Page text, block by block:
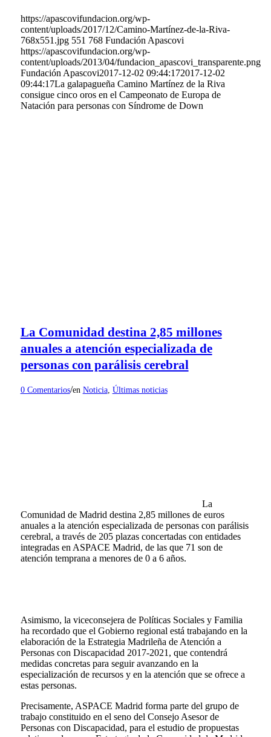
https://apascovifundacion.org/wp-
content/uploads/2017/12/Camino-Martínez-de-la-Riva-
768x551.jpg 551 768 Fundación Apascovi
https://apascovifundacion.org/wp-
content/uploads/2013/04/fundacion_apascovi_transparente.png
Fundación Apascovi2017-12-02 09:44:172017-12-02
09:44:17La galapagueña Camino Martínez de la Riva
consigue cinco oros en el Campeonato de Europa de
Natación para personas con Síndrome de Down
La Comunidad destina 2,85 millones
anuales a atención especializada de
personas con parálisis cerebral
0 Comentarios/en Noticia, Últimas noticias
La
Comunidad de Madrid destina 2,85 millones de euros
anuales a la atención especializada de personas con parálisis
cerebral, a través de 205 plazas concertadas con entidades
integradas en ASPACE Madrid, de las que 71 son de
atención temprana a menores de 0 a 6 años.
Asimismo, la viceconsejera de Políticas Sociales y Familia
ha recordado que el Gobierno regional está trabajando en la
elaboración de la Estrategia Madrileña de Atención a
Personas con Discapacidad 2017-2021, que contendrá
medidas concretas para seguir avanzando en la
especialización de recursos y en la atención que se ofrece a
estas personas.
Precisamente, ASPACE Madrid forma parte del grupo de
trabajo constituido en el seno del Consejo Asesor de
Personas con Discapacidad, para el estudio de propuestas